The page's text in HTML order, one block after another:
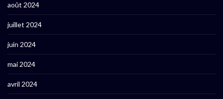
août 2024
juillet 2024
juin 2024
mai 2024
avril 2024